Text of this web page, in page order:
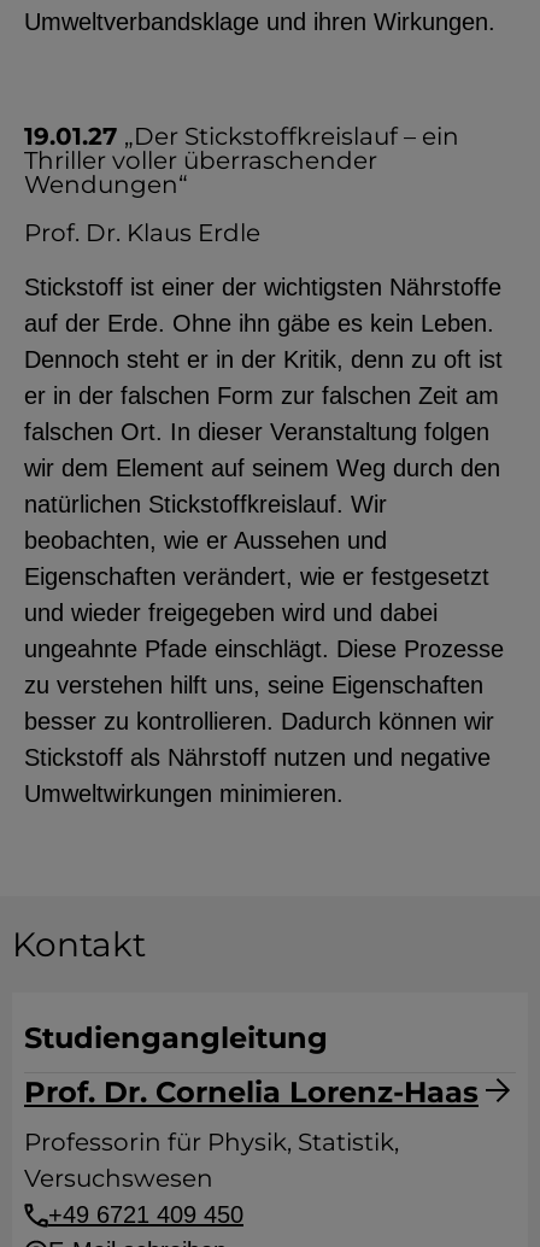
Umweltverbandsklage und ihren Wirkungen.
19.01.27 „Der Stickstoffkreislauf – ein
Thriller voller überraschender
Wendungen“
Prof. Dr. Klaus Erdle
Stickstoff ist einer der wichtigsten Nährstoffe
auf der Erde. Ohne ihn gäbe es kein Leben.
Dennoch steht er in der Kritik, denn zu oft ist
er in der falschen Form zur falschen Zeit am
falschen Ort. In dieser Veranstaltung folgen
wir dem Element auf seinem Weg durch den
natürlichen Stickstoffkreislauf. Wir
beobachten, wie er Aussehen und
Eigenschaften verändert, wie er festgesetzt
und wieder freigegeben wird und dabei
ungeahnte Pfade einschlägt. Diese Prozesse
zu verstehen hilft uns, seine Eigenschaften
besser zu kontrollieren. Dadurch können wir
Stickstoff als Nährstoff nutzen und negative
Umweltwirkungen minimieren.
Kontakt
Prof. Dr. Cornelia Lorenz-Haas
Studiengangleitung
Professorin für Physik, Statistik,
Versuchswesen
+49 6721 409 450